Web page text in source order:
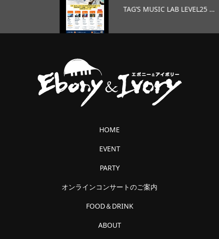
TAG’S MUSIC LAB LEVEL25 …
HOME
EVENT
PARTY
オンラインコンサートのご案内
FOOD＆DRINK
ABOUT